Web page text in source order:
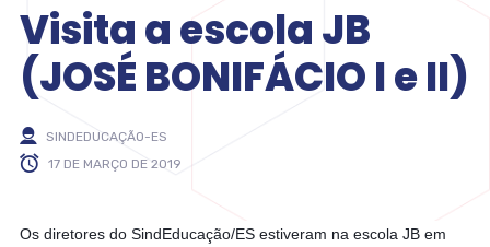
Visita a escola JB
(JOSÉ BONIFÁCIO I e II)
SINDEDUCAÇÃO-ES
17 DE MARÇO DE 2019
Os diretores do SindEducação/ES estiveram na escola JB em